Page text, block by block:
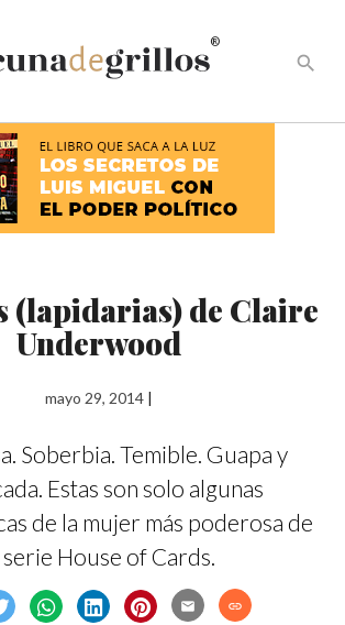
®
search
(lapidarias) de Claire
Underwood
mayo 29, 2014 |
Soberbia. Temible. Guapa y
Estas son solo algunas
de la mujer más poderosa de
serie House of Cards.
email link